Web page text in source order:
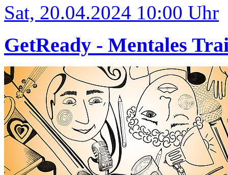
Sat, 20.04.2024 10:00 Uhr
GetReady - Mentales